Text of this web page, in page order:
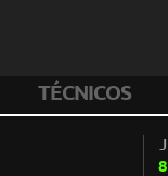
TÉCNICOS
J
8